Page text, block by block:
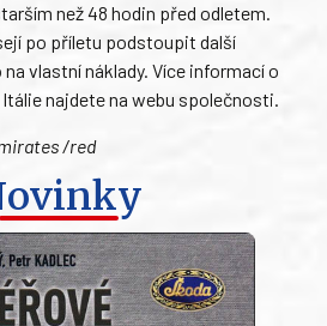
než 48 hodin před odletem.
po příletu podstoupit další
vlastní náklady. Více informací o
najdete na webu společnosti.
/red